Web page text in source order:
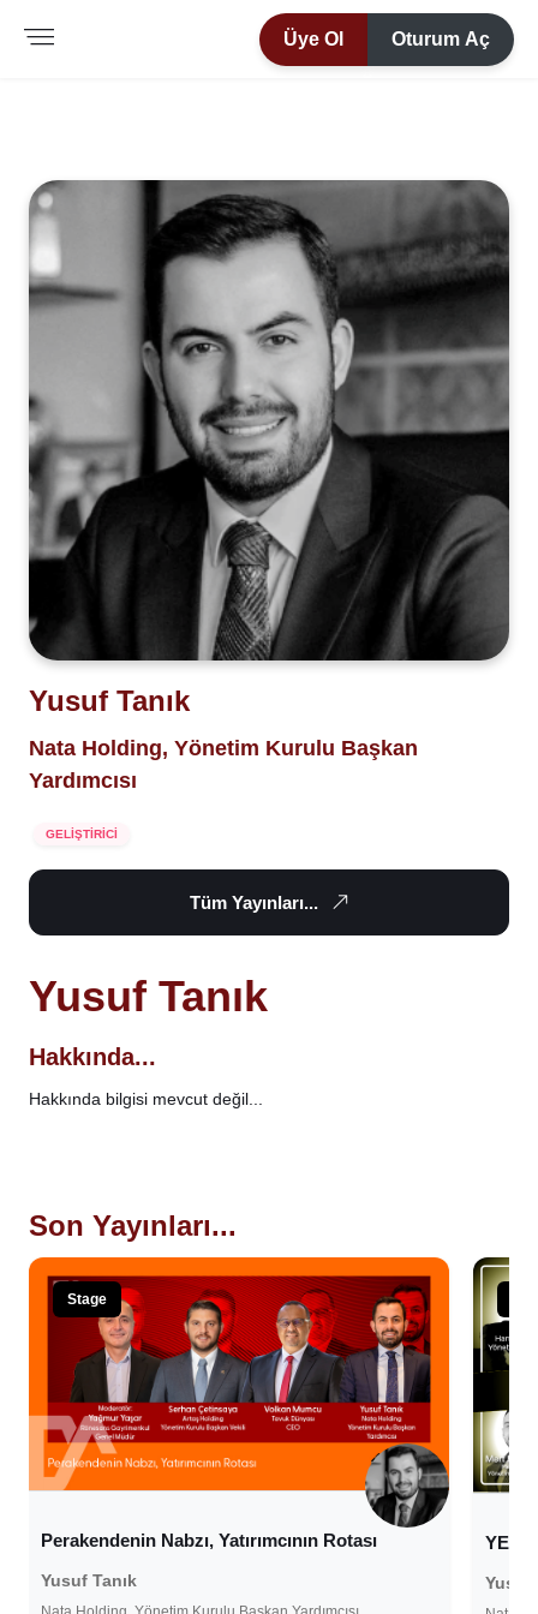
Üye Ol Oturum Aç
Yusuf Tanık
Nata Holding, Yönetim Kurulu Başkan
Yardımcısı
GELİŞTİRİCİ
Tüm Yayınları...
Yusuf Tanık
Hakkında...
Hakkında bilgisi mevcut değil...
Son Yayınları...
Stage
Perakendenin Nabzı, Yatırımcının Rotası
Yusuf Tanık
YENİ
Yusuf